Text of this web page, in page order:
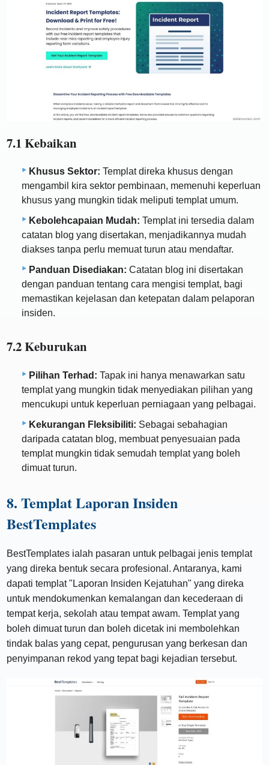
7.1 Kebaikan
Khusus Sektor: Templat direka khusus dengan
mengambil kira sektor pembinaan, memenuhi keperluan
khusus yang mungkin tidak meliputi templat umum.
Kebolehcapaian Mudah: Templat ini tersedia dalam
catatan blog yang disertakan, menjadikannya mudah
diakses tanpa perlu memuat turun atau mendaftar.
Panduan Disediakan: Catatan blog ini disertakan
dengan panduan tentang cara mengisi templat, bagi
memastikan kejelasan dan ketepatan dalam pelaporan
insiden.
7.2 Keburukan
Pilihan Terhad: Tapak ini hanya menawarkan satu
templat yang mungkin tidak menyediakan pilihan yang
mencukupi untuk keperluan perniagaan yang pelbagai.
Kekurangan Fleksibiliti: Sebagai sebahagian
daripada catatan blog, membuat penyesuaian pada
templat mungkin tidak semudah templat yang boleh
dimuat turun.
8. Templat Laporan Insiden
BestTemplates
BestTemplates ialah pasaran untuk pelbagai jenis templat
yang direka bentuk secara profesional. Antaranya, kami
dapati templat "Laporan Insiden Kejatuhan" yang direka
untuk mendokumenkan kemalangan dan kecederaan di
tempat kerja, sekolah atau tempat awam. Templat yang
boleh dimuat turun dan boleh dicetak ini membolehkan
tindak balas yang cepat, pengurusan yang berkesan dan
penyimpanan rekod yang tepat bagi kejadian tersebut.